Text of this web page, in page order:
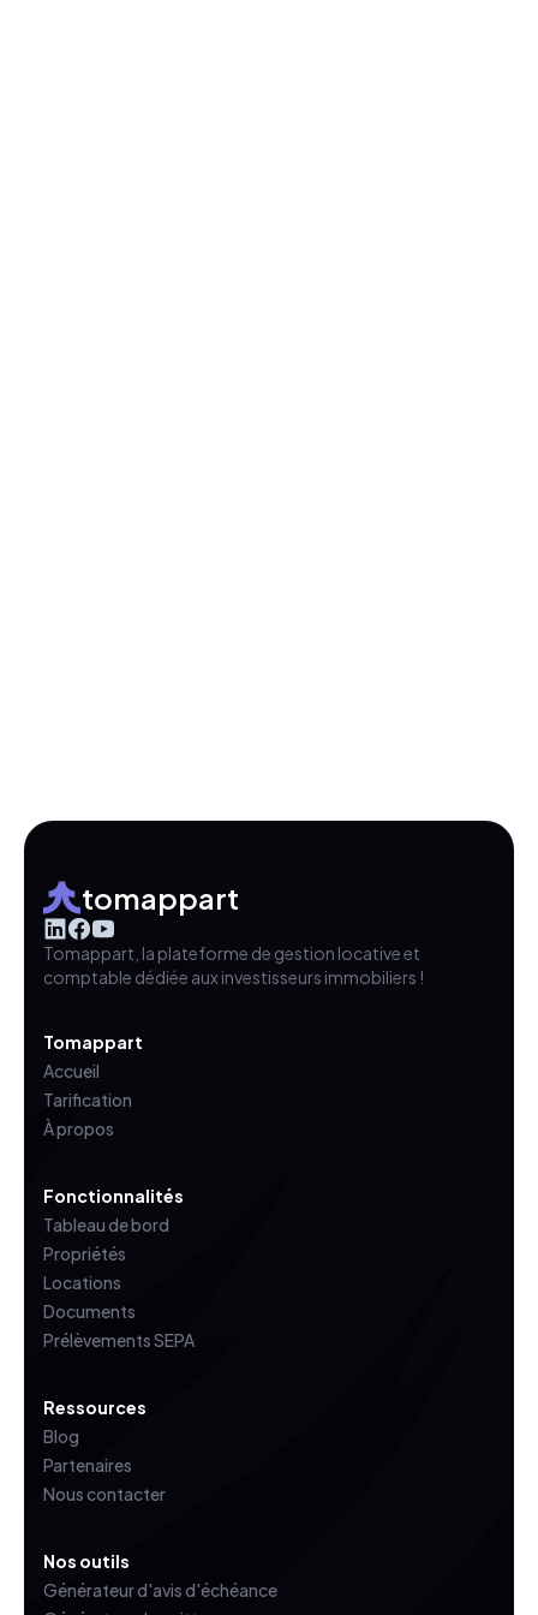
tomappart
Tomappart, la plateforme de gestion locative et
comptable dédiée aux investisseurs immobiliers !
Tomappart
Accueil
Tarification
À propos
Fonctionnalités
Tableau de bord
Propriétés
Locations
Documents
Prélèvements SEPA
Ressources
Blog
Partenaires
Nous contacter
Nos outils
Générateur d'avis d'échéance